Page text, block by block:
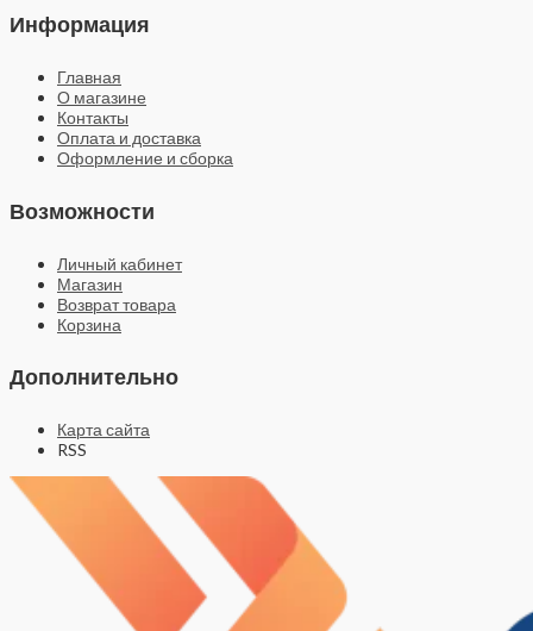
Информация
Главная
О магазине
Контакты
Оплата и доставка
Оформление и сборка
Возможности
Личный кабинет
Магазин
Возврат товара
Корзина
Дополнительно
Карта сайта
RSS